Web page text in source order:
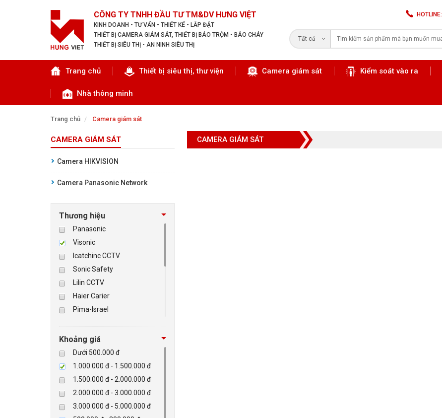
CÔNG TY TNHH ĐẦU TƯ TM&DV HƯNG VIỆT
KINH DOANH - TƯ VẤN - THIẾT KẾ - LẮP ĐẶT
THIẾT BỊ CAMERA GIÁM SÁT, THIẾT BỊ BÁO TRỘM - BÁO CHÁY
THIẾT BỊ SIÊU THỊ - AN NINH SIÊU THỊ
HOTLINE:
Tất cả
Trang chủ Thiết bị siêu thị, thư viện Camera giám sát Kiểm soát vào ra
Nhà thông minh
Trang chủ Camera giám sát
CAMERA GIÁM SÁT
CAMERA GIÁM SÁT
Camera HIKVISION
Camera Panasonic Network
Thương hiệu
Panasonic
Visonic
Icatchinc CCTV
Sonic Safety
Lilin CCTV
Haier Carier
Pima-Israel
Checkpoint
Paradox-Canada
D-max
HIKVISON
Eguard
Khác
Khoảng giá
Dưới 500.000 đ
1.000.000 đ - 1.500.000 đ
1.500.000 đ - 2.000.000 đ
2.000.000 đ - 3.000.000 đ
3.000.000 đ - 5.000.000 đ
Tìm theo danh mục
TRANG CHỦ
THIẾT BỊ SIÊU THỊ, THƯ VIỆN
KIỂM SOÁT VÀO RA
BÁO ĐỘNG, BÁO CHÁY
NHÀ THÔNG MINH
LIÊN HỆ